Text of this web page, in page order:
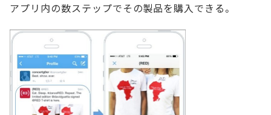
アプリ内の数ステップでその製品を購入できる。